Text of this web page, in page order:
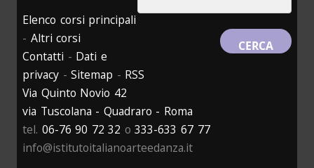
Elenco corsi principali
- Altri corsi
Contatti - Dati e
privacy -Sitemap - RSS
Via Quinto Novio 42
via Tuscolana - Quadraro - Roma
tel. 06-76 90 72 32 o333-633 67 77
info@istitutoitalianoarteedanza.it